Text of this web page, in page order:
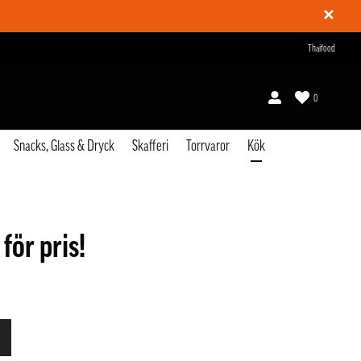
✕
Thaifood
0
Snacks, Glass & Dryck Skafferi Torrvaror Kök
för pris!